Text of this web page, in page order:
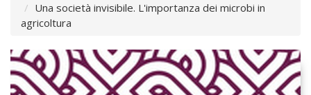
Una società invisibile. L'importanza dei microbi in
agricoltura